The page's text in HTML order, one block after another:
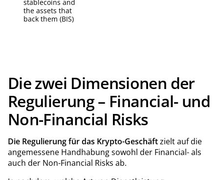
stablecoins and
the assets that
back them (BIS)
Die zwei Dimensionen der
Regulierung – Financial- und
Non-Financial Risks
Die Regulierung für das Krypto-Geschäftzielt auf die
angemessene Handhabung sowohl der Financial- als
auch der Non-Financial Risks ab.